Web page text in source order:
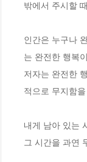
밖에서 주시할
인간은 누구나
는 완전한 행복
저자는 완전한
적으로 무지함
내게 남아 있는
그 시간을 과연